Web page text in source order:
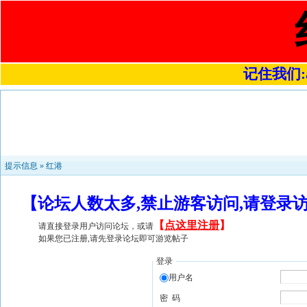
记住我们
提示信息 » 红港
【论坛人数太多,禁止游客访问,请登
请直接登录用户访问论坛，或请 【 点这里注册】
如果您已注册,请先登录论坛即可游览帖子
登录
用户名
密 码